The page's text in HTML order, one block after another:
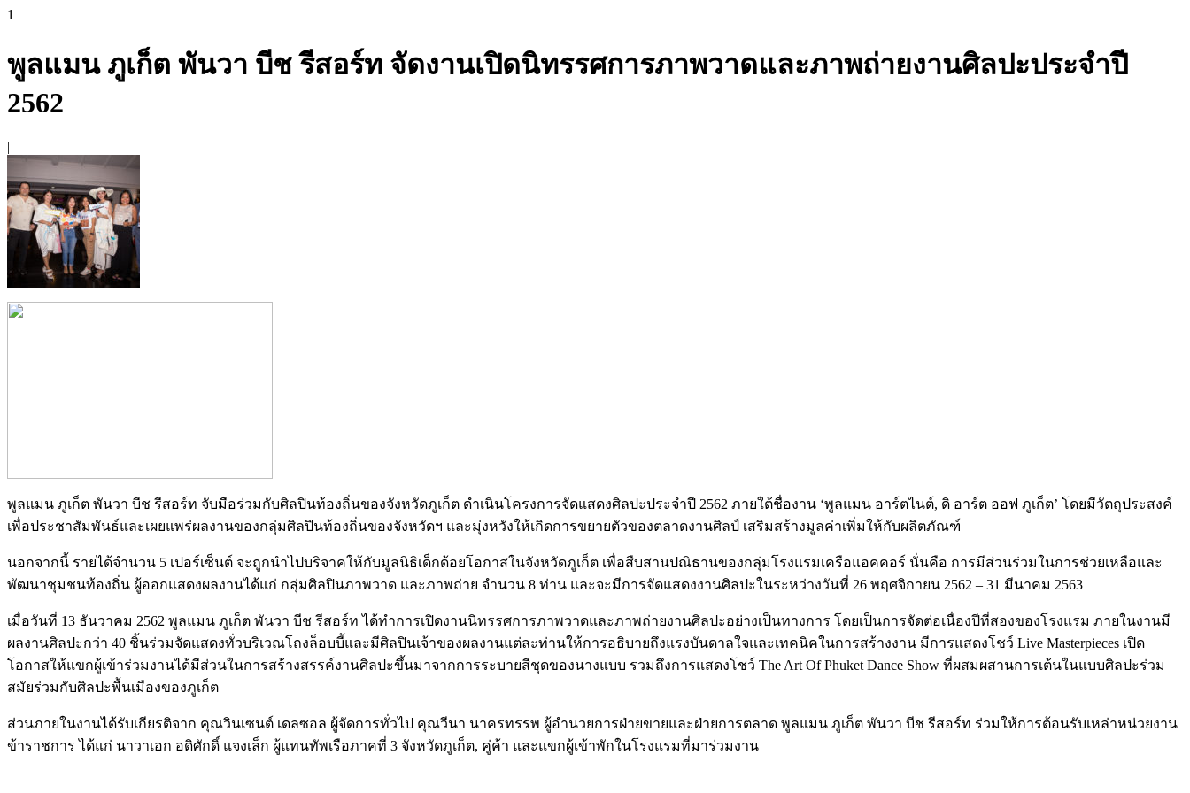
1
พูลแมน ภูเก็ต พันวา บีช รีสอร์ท จัดงานเปิดนิทรรศการภาพวาดและภาพถ่ายงานศิลปะประจำปี
2562
|
พูลแมน ภูเก็ต พันวา บีช รีสอร์ท จับมือร่วมกับศิลปินท้องถิ่นของจังหวัดภูเก็ต ดำเนินโครงการจัดแสดงศิลปะประจำปี 2562 ภายใต้ชื่องาน ‘พูลแมน อาร์ตไนต์, ดิ อาร์ต ออฟ ภูเก็ต’ โดยมีวัตถุประสงค์
เพื่อประชาสัมพันธ์และเผยแพร่ผลงานของกลุ่มศิลปินท้องถิ่นของจังหวัดฯ และมุ่งหวังให้เกิดการขยายตัวของตลาดงานศิลป์ เสริมสร้างมูลค่าเพิ่มให้กับผลิตภัณฑ์
นอกจากนี้ รายได้จำนวน 5 เปอร์เซ็นต์ จะถูกนำไปบริจาคให้กับมูลนิธิเด็กด้อยโอกาสในจังหวัดภูเก็ต เพื่อสืบสานปณิธานของกลุ่มโรงแรมเครือแอคคอร์ นั่นคือ การมีส่วนร่วมในการช่วยเหลือและ
พัฒนาชุมชนท้องถิ่น ผู้ออกแสดงผลงานได้แก่ กลุ่มศิลปินภาพวาด และภาพถ่าย จำนวน 8 ท่าน และจะมีการจัดแสดงงานศิลปะในระหว่างวันที่ 26 พฤศจิกายน 2562 – 31 มีนาคม 2563
เมื่อวันที่ 13 ธันวาคม 2562 พูลแมน ภูเก็ต พันวา บีช รีสอร์ท ได้ทำการเปิดงานนิทรรศการภาพวาดและภาพถ่ายงานศิลปะอย่างเป็นทางการ โดยเป็นการจัดต่อเนื่องปีที่สองของโรงแรม ภายในงานมี
ผลงานศิลปะกว่า 40 ชิ้นร่วมจัดแสดงทั่วบริเวณโถงล็อบบี้และมีศิลปินเจ้าของผลงานแต่ละท่านให้การอธิบายถึงแรงบันดาลใจและเทคนิคในการสร้างงาน มีการแสดงโชว์ Live Masterpieces เปิด
โอกาสให้แขกผู้เข้าร่วมงานได้มีส่วนในการสร้างสรรค์งานศิลปะขึ้นมาจากการระบายสีชุดของนางแบบ รวมถึงการแสดงโชว์ The Art Of Phuket Dance Show ที่ผสมผสานการเต้นในแบบศิลปะร่วม
สมัยร่วมกับศิลปะพื้นเมืองของภูเก็ต
ส่วนภายในงานได้รับเกียรติจาก คุณวินเซนต์ เดลซอล ผู้จัดการทั่วไป คุณวีนา นาครทรรพ ผู้อำนวยการฝ่ายขายและฝ่ายการตลาด พูลแมน ภูเก็ต พันวา บีช รีสอร์ท ร่วมให้การต้อนรับเหล่าหน่วยงาน
ข้าราชการ ได้แก่ นาวาเอก อดิศักดิ์ แจงเล็ก ผู้แทนทัพเรือภาคที่ 3 จังหวัดภูเก็ต, คู่ค้า และแขกผู้เข้าพักในโรงแรมที่มาร่วมงาน